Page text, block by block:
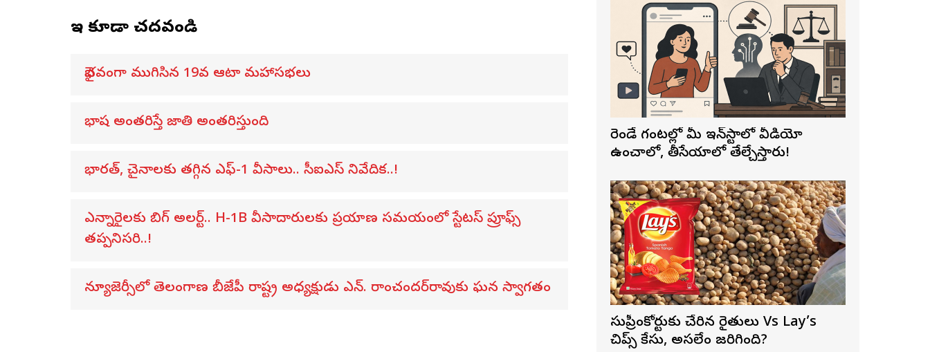
ఇవి కూడా చదవండి
వైభవంగా ముగిసిన 19వ ఆటా మహాసభలు
భాష అంతరిస్తే జాతి అంతరిస్తుంది
భారత్, చైనాలకు తగ్గిన ఎఫ్-1 వీసాలు.. సీఐఎస్ నివేదిక..!
ఎన్నారైలకు బిగ్ అలర్ట్.. H-1B వీసాదారులకు ప్రయాణ సమయంలో స్టేటస్ ప్రూఫ్స్
తప్పనిసరి..!
న్యూజెర్సీలో తెలంగాణ బీజేపీ రాష్ట్ర అధ్యక్షుడు ఎన్. రాంచందర్‌రావుకు ఘన స్వాగతం
రెండే గంటల్లో మీ ఇన్‌స్టాలో వీడియో
ఉంచాలో, తీసేయాలో తేల్చేస్తారు!
సుప్రీంకోర్టుకు చేరిన రైతులు Vs Lay’s
చిప్స్‌ కేసు, అసలేం జరిగింది?